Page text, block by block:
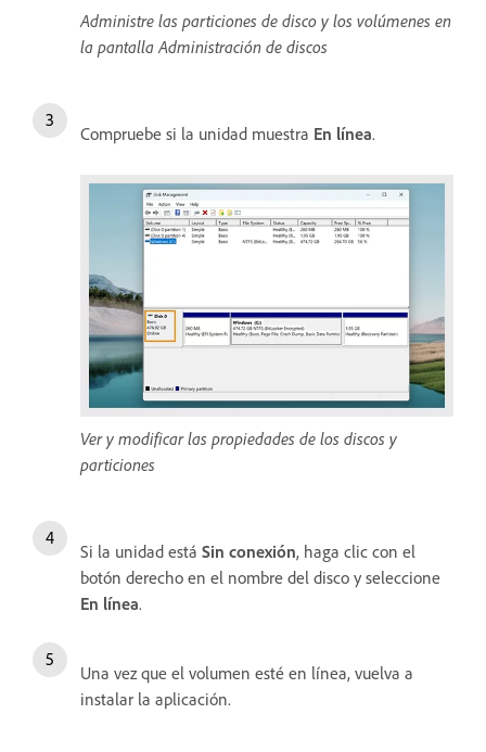
Administre las particiones de disco y los volúmenes en
la pantalla Administración de discos
Compruebe si la unidad muestra En línea.
Ver y modificar las propiedades de los discos y
particiones
Si la unidad está Sin conexión, haga clic con el
botón derecho en el nombre del disco y seleccione
En línea.
Una vez que el volumen esté en línea, vuelva a
instalar la aplicación.